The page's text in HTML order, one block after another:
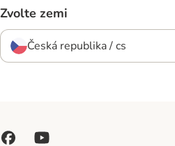
Zvolte zemi
Česká republika / cs